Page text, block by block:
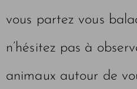
vous partez vous
n’hésitez pas à
animaux autour de